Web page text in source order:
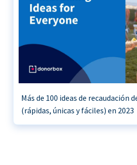
Más de 100 ideas de recaudación
(rápidas, únicas y fáciles) en 2023